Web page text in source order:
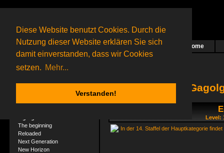
Diese Website benutzt Cookies. Durch die
Nutzung dieser Website erklären Sie sich
damit einverstanden, dass wir Cookies
setzen. Mehr...
Verstanden!
Das nächste Rätsel ist in Arbeit Home
31 Gagolganeronline(0 registrierte und 31 Gäste)
Gagolganer:
9732Rätsel online:
The beginning
Reloaded
Next Generation
New Horizon
Level:
In der 14. Staffel der Hauptkategorie